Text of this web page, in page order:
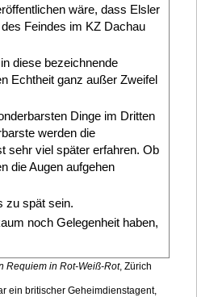
wäre, dass Elsler
Feindes im KZ Dachau
diese bezeichnende
Echtheit ganz außer Zweifel
Dinge im Dritten
werden die
sehr viel später erfahren. Ob
die Augen aufgehen
zu spät sein.
noch Gelegenheit haben,
Requiem in Rot-Weiß-Rot, Zürich
ein britischer Geheimdienstagent,